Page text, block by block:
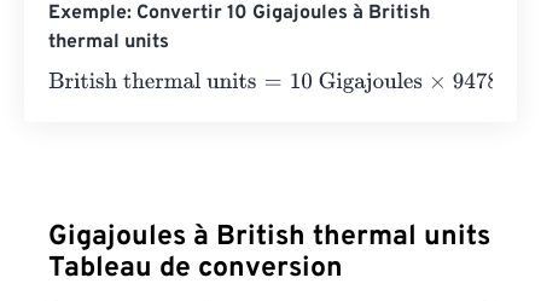
Exemple: Convertir 10 Gigajoules à British
thermal units
British thermal units=10 Gigajoules×947817.12031=
Gigajoules à British thermal units
Tableau de conversion